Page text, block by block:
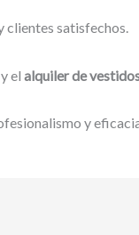
clientes satisfechos.
el alquiler de
y